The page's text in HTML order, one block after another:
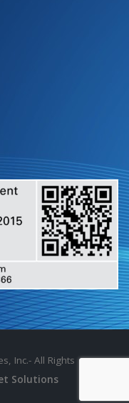
Inc.- All Rights
Solutions